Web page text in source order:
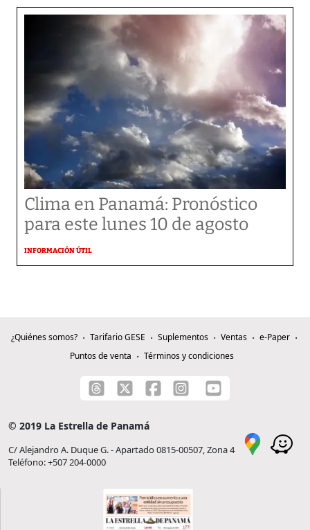
Clima en Panamá: Pronóstico
para este lunes 10 de agosto
INFORMACIÓN ÚTIL
¿Quiénes somos? Tarifario GESE Suplementos Ventas
e-Paper
Puntos de venta
Términos y condiciones
© 2019 La Estrella de Panamá
C/ Alejandro A. Duque G. - Apartado 0815-00507, Zona 4
Teléfono: +507 204-0000